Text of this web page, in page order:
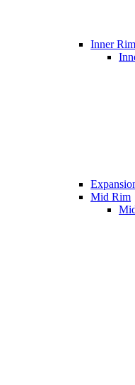
Inner Rim
Mid Rim